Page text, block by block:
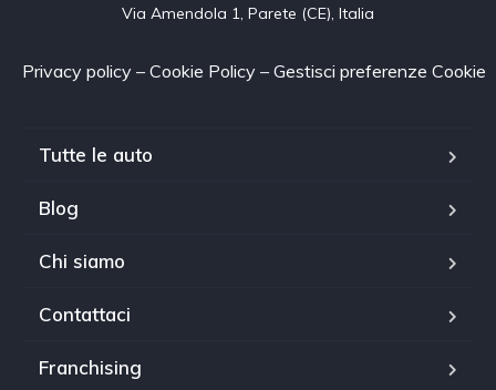
Via Amendola 1, Parete (CE), Italia
Privacy policy – Cookie Policy – Gestisci preferenze Cookie
Tutte le auto
Blog
Chi siamo
Contattaci
Franchising